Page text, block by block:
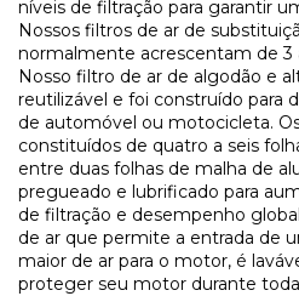
níveis de filtração para garantir
Nossos filtros de ar de
normalmente acrescentam de 3
Nosso filtro de ar de algodão e
reutilizável e foi construído para
de automóvel ou motocicleta.
constituídos de quatro a seis
entre duas folhas de malha de
pregueado e lubrificado para
de filtração e desempenho
de ar que permite a entrada de
maior de ar para o motor, é
proteger seu motor durante